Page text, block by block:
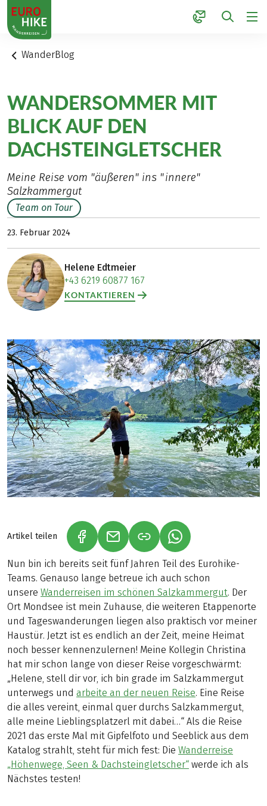
1
WanderBlog
WANDERSOMMER MIT
BLICK AUF DEN
DACHSTEINGLETSCHER
Meine Reise vom "äußeren" ins "innere"
Salzkammergut
Team on Tour
23. Februar 2024
Helene Edtmeier
+43 6219 60877 167
KONTAKTIEREN
Artikel teilen (LINK ÖFFNET IN NEUEM TAB)
(LINK ÖFFNET IN NEUEM TAB)
(LINK ÖFFNET IN
Nun bin ich bereits seit fünf Jahren Teil des Eurohike-
Teams. Genauso lange betreue ich auch schon
unsere Wanderreisen im schönen Salzkammergut. Der
Ort Mondsee ist mein Zuhause, die weiteren Etappenorte
und Tageswanderungen liegen also praktisch vor meiner
Haustür. Jetzt ist es endlich an der Zeit, meine Heimat
noch besser kennenzulernen! Meine Kollegin Christina
hat mir schon lange von dieser Reise vorgeschwärmt:
„Helene, stell dir vor, ich bin grade im Salzkammergut
unterwegs und arbeite an der neuen Reise. Eine Reise
die alles vereint, einmal quer durchs Salzkammergut,
alle meine Lieblingsplatzerl mit dabei…“ Als die Reise
2021 das erste Mal mit Gipfelfoto und Seeblick aus dem
Katalog strahlt, steht für mich fest: Die Wanderreise
„Höhenwege, Seen & Dachsteingletscher“ werde ich als
Nächstes testen!